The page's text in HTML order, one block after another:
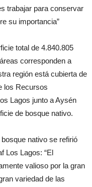
trabajar para conservar
su importancia”
total de 4.840.805
corresponden a
región está cubierta de
los Recursos
Lagos junto a Aysén
de bosque nativo.
nativo se refirió
Los Lagos: “El
valioso por la gran
variedad de las